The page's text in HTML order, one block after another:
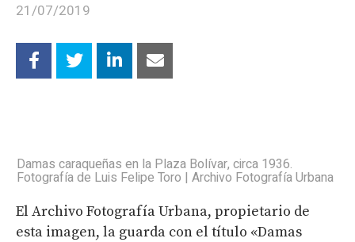
21/07/2019
Damas caraqueñas en la Plaza Bolívar, circa 1936.
Fotografía de Luis Felipe Toro | Archivo Fotografía Urbana
El Archivo Fotografía Urbana, propietario de
esta imagen, la guarda con el título «Damas